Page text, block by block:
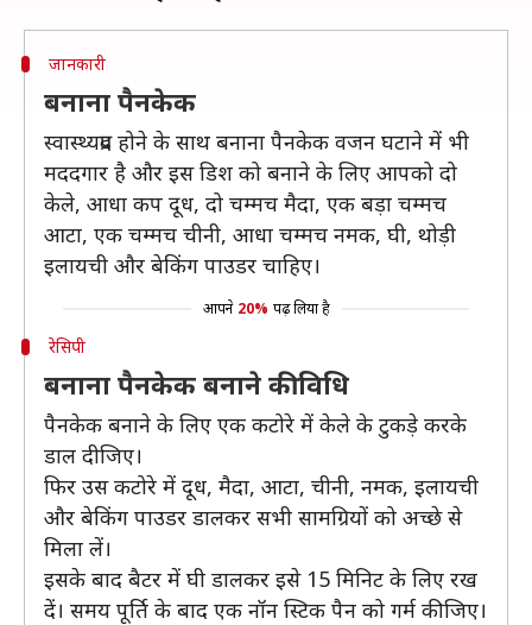
जानकारी
बनाना पैनकेक
स्वास्थ्यप्रद होने के साथ बनाना पैनकेक वजन घटाने में भी
मददगार है और इस डिश को बनाने के लिए आपको दो
केले, आधा कप दूध, दो चम्मच मैदा, एक बड़ा चम्मच
आटा, एक चम्मच चीनी, आधा चम्मच नमक, घी, थोड़ी
इलायची और बेकिंग पाउडर चाहिए।
आपने 20% पढ़ लिया है
रेसिपी
बनाना पैनकेक बनाने की विधि
पैनकेक बनाने के लिए एक कटोरे में केले के टुकड़े करके
डाल दीजिए।
फिर उस कटोरे में दूध, मैदा, आटा, चीनी, नमक, इलायची
और बेकिंग पाउडर डालकर सभी सामग्रियों को अच्छे से
मिला लें।
इसके बाद बैटर में घी डालकर इसे 15 मिनिट के लिए रख
दें। समय पूर्ति के बाद एक नॉन स्टिक पैन को गर्म कीजिए।